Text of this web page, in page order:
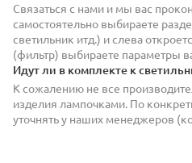
Связаться с нами и мы вас
самостоятельно выбираете
светильник итд.) и слева
(фильтр) выбираете параметры
Идут ли в комплекте к
К сожалению не все
изделия лампочками. По
уточнять у наших менеджеров